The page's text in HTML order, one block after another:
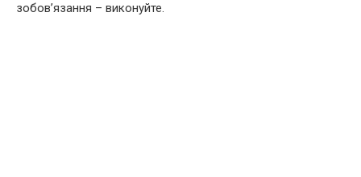
зобов’язання – виконуйте.